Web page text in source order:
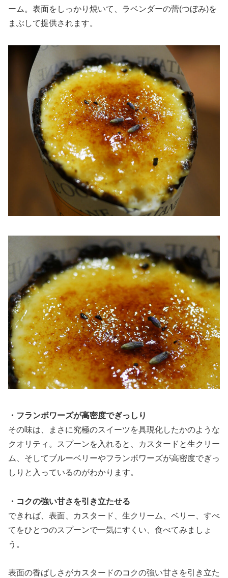
ーム。表面をしっかり焼いて、ラベンダーの蕾(つぼみ)を
まぶして提供されます。
・フランボワーズが高密度でぎっしり
その味は、まさに究極のスイーツを具現化したかのような
クオリティ。スプーンを入れると、カスタードと生クリー
ム、そしてブルーベリーやフランボワーズが高密度でぎっ
しりと入っているのがわかります。
・コクの強い甘さを引き立たせる
できれば、表面、カスタード、生クリーム、ベリー、すべ
てをひとつのスプーンで一気にすくい、食べてみましょ
う。
表面の香ばしさがカスタードのコクの強い甘さを引き立た